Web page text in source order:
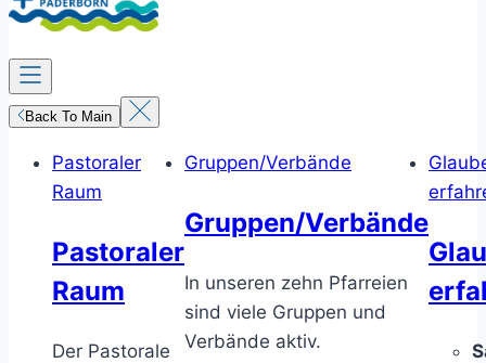
Back To Main
Pastoraler
Raum
Pastoraler
Raum
Der Pastorale
Gruppen/Verbände
Gruppen/Verbände
In unseren zehn Pfarreien
sind viele Gruppen und
Verbände aktiv.